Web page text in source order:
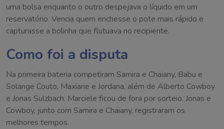
uma bolsa enquanto o outro despejava o líquido em um
reservatório. Vencia quem enchesse o pote mais rápido e
capturasse a bolinha que flutuava no recipiente.
Como foi a disputa
Na primeira bateria competiram Samira e Chaiany, Babu e
Solange Couto, Maxiane e Jordana, além de Alberto Cowboy
e Jonas Sulzbach. Marciele ficou de fora por sorteio. Jonas e
Cowboy, junto com Samira e Chaiany, registraram os
melhores tempos.